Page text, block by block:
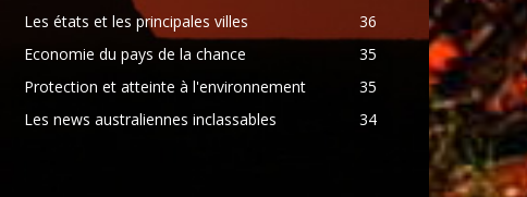
Les états et les principales villes
36
Economie du pays de la chance
35
Protection et atteinte à l'environnement
35
Les news australiennes inclassables
34